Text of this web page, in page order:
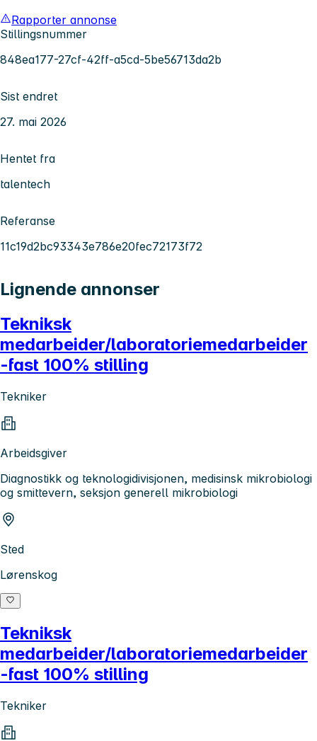
Rapporter annonse
Stillingsnummer
848ea177-27cf-42ff-a5cd-5be56713da2b
Sist endret
27. mai 2026
Hentet fra
talentech
Referanse
11c19d2bc93343e786e20fec72173f72
Lignende annonser
Tekniksk
medarbeider/laboratoriemedarbeider
-fast 100% stilling
Tekniker
Arbeidsgiver
Diagnostikk og teknologidivisjonen, medisinsk mikrobiologi
og smittevern, seksjon generell mikrobiologi
Sted
Lørenskog
Tekniksk
medarbeider/laboratoriemedarbeider
-fast 100% stilling
Tekniker